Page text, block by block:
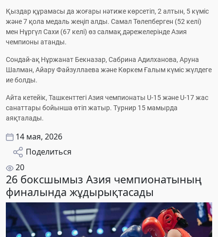
Қыздар құрамасы да жоғары нәтиже көрсетіп, 2 алтын, 5 күміс
және 7 қола медаль жеңіп алды. Самал Төлепберген (52 келі)
мен Нұргүл Сахи (67 келі) өз салмақ дәрежелерінде Азия
чемпионы атанды.
Сондай-ақ Нұржанат Бекназар, Сабрина Адилханова, Аруна
Шалман, Айару Файзуллаева және Көркем Ғалым күміс жүлдеге
ие болды.
Айта кетейік, Ташкенттегі Азия чемпионаты U-15 және U-17 жас
санаттары бойынша өтіп жатыр. Турнир 15 мамырда
аяқталады.
14 мая, 2026
Поделиться
20
26 боксшымыз Азия чемпионатының
финалында жұдырықтасады